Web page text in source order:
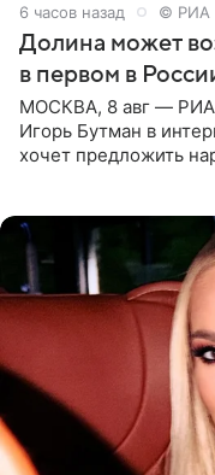
6 часов назад © РИА
Долина может
в первом в
МОСКВА, 8 авг — РИА
Игорь Бутман в
хочет предложить